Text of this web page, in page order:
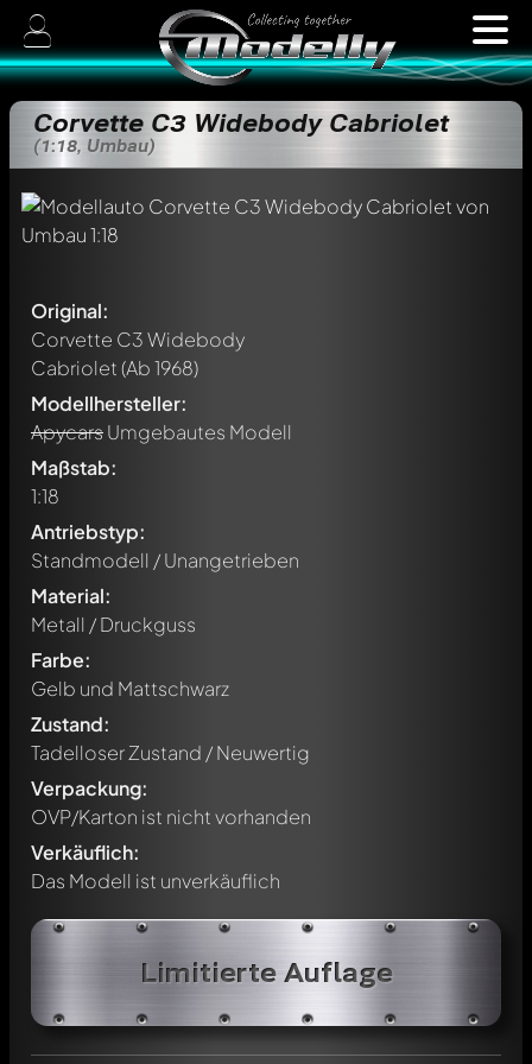
Corvette C3 Widebody Cabriolet
(1:18, Umbau)
Original:
Corvette C3 Widebody
Cabriolet(Ab 1968)
Modellhersteller:
ApycarsUmgebautes Modell
Maßstab:
1:18
Antriebstyp:
Standmodell / Unangetrieben
Material:
Metall / Druckguss
Farbe:
Gelb und Mattschwarz
Zustand:
Tadelloser Zustand / Neuwertig
Verpackung:
OVP/Karton ist nicht vorhanden
Verkäuflich:
Das Modell ist unverkäuflich
Limitierte Auflage